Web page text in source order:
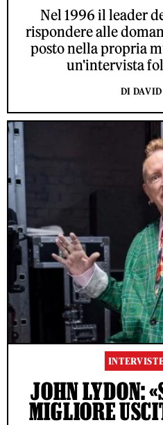
Nel 1996 il leader
rispondere alle
posto nella propria
un'intervista
DI
JOHN LYDON:
MIGLIORE